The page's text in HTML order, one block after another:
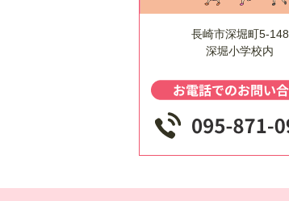
長崎市深堀町5-148
深堀小学校内